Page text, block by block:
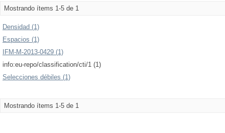
Mostrando ítems 1-5 de 1
Densidad (1)
Espacios (1)
IFM-M-2013-0429 (1)
info:eu-repo/classification/cti/1 (1)
Selecciones débiles (1)
Mostrando ítems 1-5 de 1